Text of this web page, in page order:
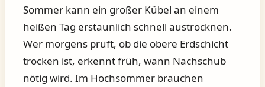
Sommer kann ein großer Kübel an einem
heißen Tag erstaunlich schnell austrocknen.
Wer morgens prüft, ob die obere Erdschicht
trocken ist, erkennt früh, wann Nachschub
nötig wird. Im Hochsommer brauchen